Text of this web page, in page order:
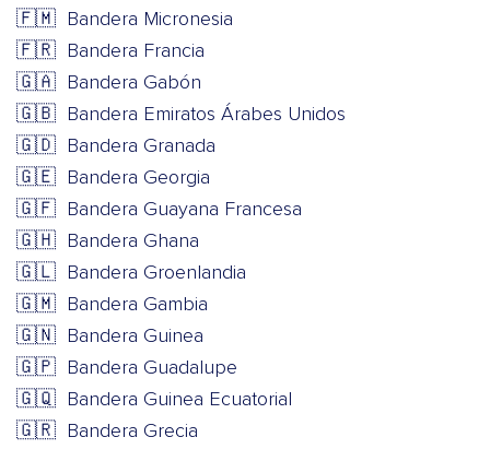
🇫🇲 Bandera Micronesia
🇫🇷 Bandera Francia
🇬🇦 Bandera Gabón
🇬🇧 Bandera Emiratos Árabes Unidos
🇬🇩 Bandera Granada
🇬🇪 Bandera Georgia
🇬🇫 Bandera Guayana Francesa
🇬🇭 Bandera Ghana
🇬🇱 Bandera Groenlandia
🇬🇲 Bandera Gambia
🇬🇳 Bandera Guinea
🇬🇵 Bandera Guadalupe
🇬🇶 Bandera Guinea Ecuatorial
🇬🇷 Bandera Grecia